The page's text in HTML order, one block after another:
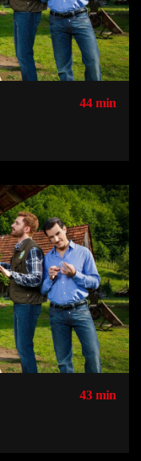
44 min
43 min